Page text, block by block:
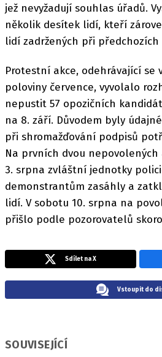
jež nevyžadují souhlas úřadů.
několik desítek lidí, kteří
lidí zadržených při
Protestní akce, odehrávající se
poloviny července, vyvolalo
nepustit 57 opozičních
na 8. září. Důvodem byly
při shromažďování podpisů
Na prvních dvou nepovolených
3. srpna zvláštní jednotky
demonstrantům zasáhly a
lidí. V sobotu 10. srpna na
přišlo podle pozorovatelů
Sdílet na X
Vstoupit do
SOUVISEJÍCÍ